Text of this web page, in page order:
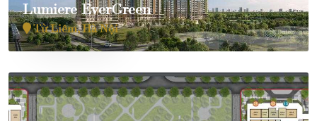
Lumiere EverGreen
Từ Liêm, Hà Nội